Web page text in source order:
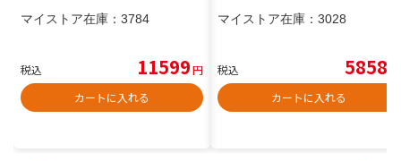
マイストア在庫： 3784
税込 11599円
カートに入れる
マイストア在庫： 3028
税込 5858
カートに入れる